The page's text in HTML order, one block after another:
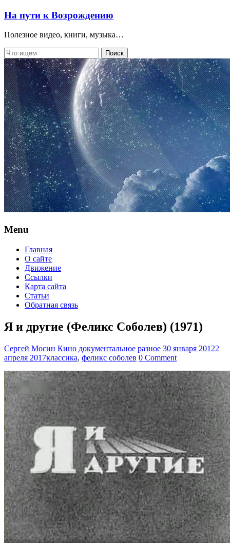
На пути к Возрождению
Полезное видео, книги, музыка…
Menu
Главная
О сайте
Движение
Ссылки
Карта сайта
Статьи
Обратная связь
Я и другие (Феликс Соболев) (1971)
Сергей Мосин Кино документальное разное 30 января 20122
апреля 2017классика, феликс соболев 0 Comment